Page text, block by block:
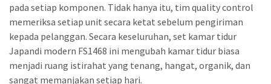
pada setiap komponen. Tidak hanya itu, tim quality control
memeriksa setiap unit secara ketat sebelum pengiriman
kepada pelanggan. Secara keseluruhan, set kamar tidur
Japandi modern FS1468 ini mengubah kamar tidur biasa
menjadi ruang istirahat yang tenang, hangat, organik, dan
sangat memanjakan setiap hari.